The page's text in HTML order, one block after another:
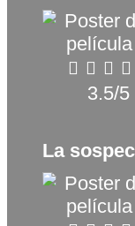
3.5/5